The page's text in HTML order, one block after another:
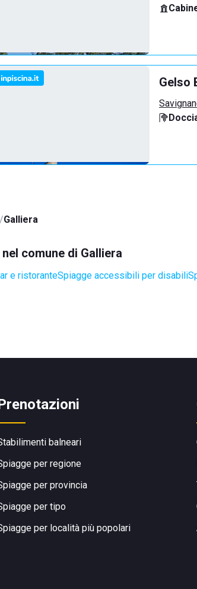
Gelso
Galliera
comune di Galliera
e ristoranteSpiagge accessibili per disabili
balneari
per regione
per provincia
per tipo
per località più popolari